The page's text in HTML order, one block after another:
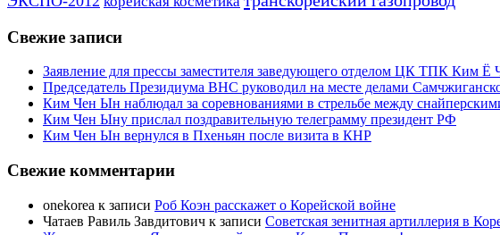
Свежие записи
Заявление для прессы заместителя заведующего отделом ЦК ТПК Ким Ё
Председатель Президиума ВНС руководил на месте делами
Ким Чен Ын наблюдал за соревнованиями в стрельбе между
Ким Чен Ыну прислал поздравительную телеграмму президент РФ
Ким Чен Ын вернулся в Пхеньян после визита в КНР
Свежие комментарии
onekorea к записи Роб Коэн расскажет о Корейской войне
Чатаев Равиль Завдитович к записи Советская зенитная артиллерия в